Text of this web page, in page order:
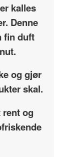
kalles
Denne
fin duft
og gjør
skal.
rent og